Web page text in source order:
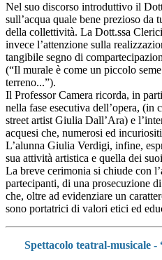
Nel suo discorso introduttivo il
sull’acqua quale bene prezioso da
della collettività. La Dott.ssa
invece l’attenzione sulla
tangibile segno di
(“Il murale è come un piccolo
terreno...”).
Il Professor Camera ricorda, in
nella fase esecutiva dell’opera,
street artist Giulia Dall’Ara) e
acquesi che, numerosi ed
L’alunna Giulia Verdigi, infine,
sua attività artistica e quella dei
La breve cerimonia si chiude con
partecipanti, di una prosecuzione
che, oltre ad evidenziare un
sono portatrici di valori etici ed
Spettacolo teatral-musicale